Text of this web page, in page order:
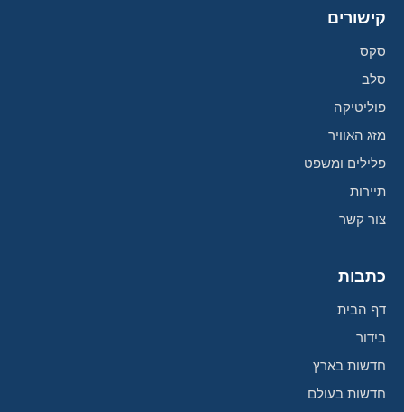
קישורים
סקס
סלב
פוליטיקה
מזג האוויר
פלילים ומשפט
תיירות
צור קשר
כתבות
דף הבית
בידור
חדשות בארץ
חדשות בעולם